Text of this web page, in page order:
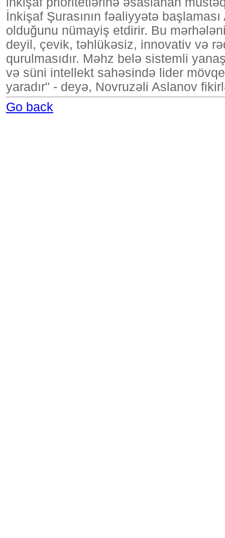
İnkişaf Şurasının fəaliyyətə
olduğunu nümayiş etdirir. Bu
deyil, çevik, təhlükəsiz, innovativ və
qurulmasıdır. Məhz belə sistemli
və süni intellekt sahəsində lider
yaradır" - deyə, Novruzəli Aslanov
Go back